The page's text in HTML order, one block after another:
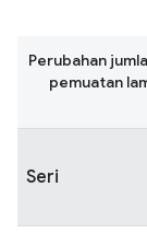
Seri
Perubahan
pemuatan